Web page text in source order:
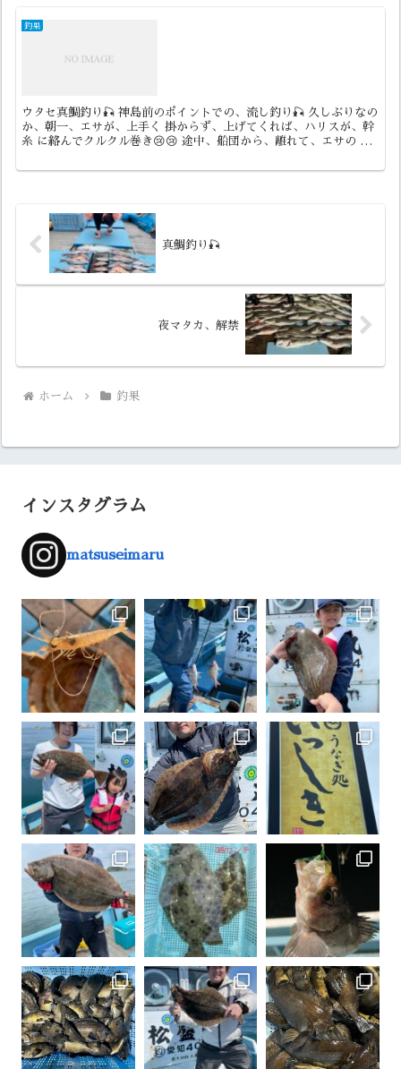
釣果
ウタセ真鯛釣り🎣 神島前のポイントでの、流し釣り🎣 久しぶりなの
か、朝一、エサが、上手く 掛からず、上げてくれば、ハリスが、幹
糸 に絡んでクルクル巻き😢😢 途中、船団から、離れて、エサの 付
真鯛釣り🎣
夜マタカ、解禁
ホーム 釣果
インスタグラム
matsuseimaru